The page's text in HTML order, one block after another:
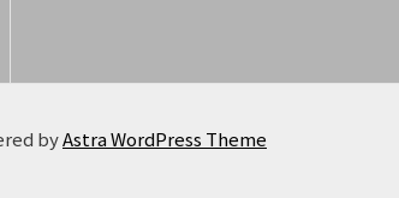
byAstra WordPress Theme